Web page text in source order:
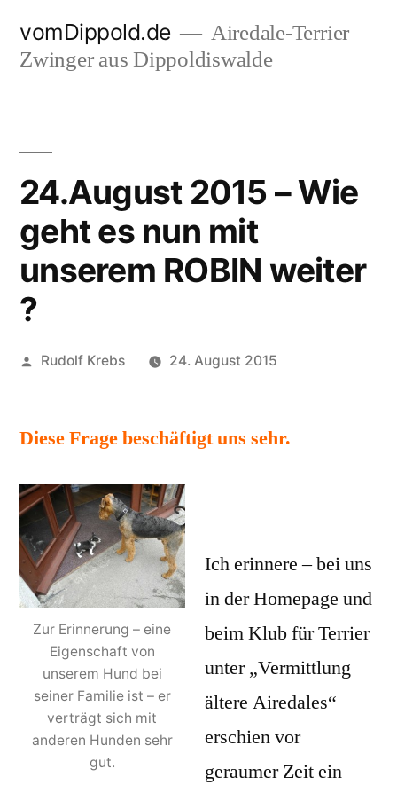
Inhalt
vomDippold.de
Airedale-Terrier
Zwinger aus Dippoldiswalde
24.August 2015 – Wie
geht es nun mit
unserem ROBIN weiter
?
Veröffentlicht
Rudolf Krebs 24. August 2015
Diese Frage beschäftigt uns sehr.
Zur Erinnerung – eine
Eigenschaft von
unserem Hund bei
seiner Familie ist – er
verträgt sich mit
anderen Hunden sehr
gut.
Ich erinnere – bei uns
in der Homepage und
beim Klub für Terrier
unter „Vermittlung
ältere Airedales“
erschien vor
geraumer Zeit ein